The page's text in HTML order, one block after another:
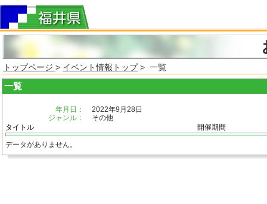
トップページ > イベント情報トップ> 一覧
一覧
年月日：
2022年9月28日
ジャンル：
その他
タイトル
開催期間
データがありません。